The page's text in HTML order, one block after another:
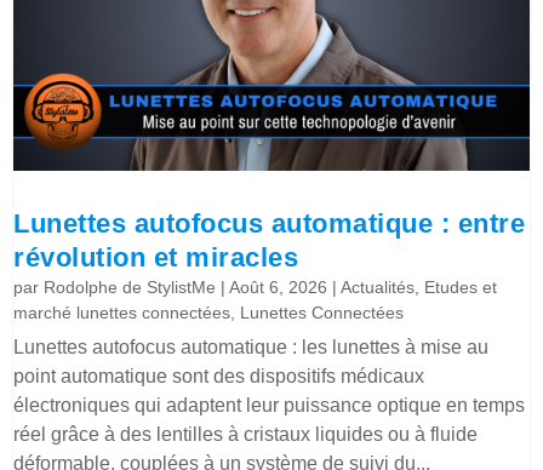
Lunettes autofocus automatique : entre
révolution et miracles
par Rodolphe de StylistMe |Août 6, 2026 |Actualités Etudes et
marché lunettes connectées Lunettes Connectées
Lunettes autofocus automatique : les lunettes à mise au
point automatique sont des dispositifs médicaux
électroniques qui adaptent leur puissance optique en temps
réel grâce à des lentilles à cristaux liquides ou à fluide
déformable, couplées à un système de suivi du...